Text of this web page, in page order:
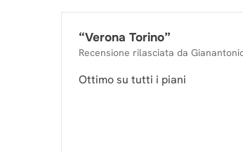
“Verona Torino”
Recensione rilasciata da
Ottimo su tutti i piani